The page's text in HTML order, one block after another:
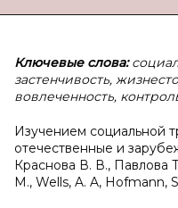
Ключевые слова:
застенчивость,
вовлеченность,
Изучением социальной
отечественные и
Краснова В. В., Павлова
M., Wells, A. A, Hofmann,